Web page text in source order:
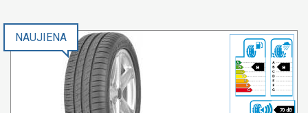
B B
70 dB
NAUJIENA